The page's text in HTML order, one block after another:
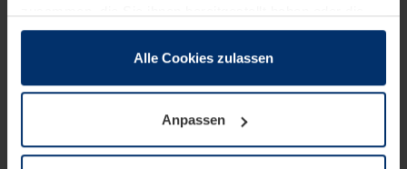
sie im Rahmen Ihrer Nutzung der Dienste gesammelt
wenn diese für den Betrieb dieser Seite unbedingt
notwendig sind. Für alle anderen Cookie-Typen benötigen
wir Ihre Erlaubnis. Ihre Einwilligung können Sie jederzeit
Alle Cookies zulassen
Anpassen